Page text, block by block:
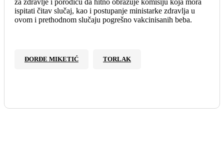
za zdravlje i porodicu da hitno obrazuje komisiju koja mora
ispitati čitav slučaj, kao i postupanje ministarke zdravlja u
ovom i prethodnom slučaju pogrešno vakcinisanih beba.
ĐORĐE MIKETIĆ TORLAK